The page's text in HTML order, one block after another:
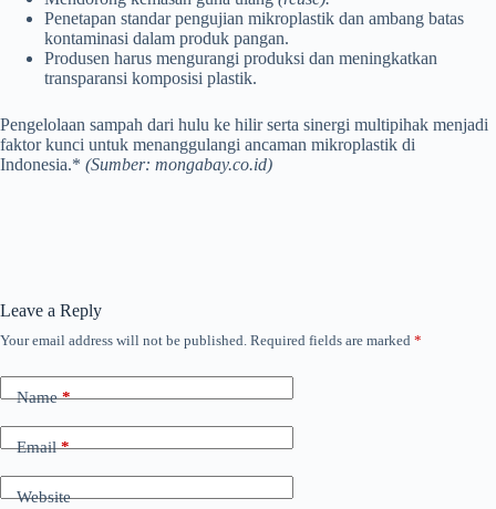
Penetapan standar pengujian mikroplastik dan ambang batas
kontaminasi dalam produk pangan.
Produsen harus mengurangi produksi dan meningkatkan
transparansi komposisi plastik.
Pengelolaan sampah dari hulu ke hilir serta sinergi multipihak menjadi
faktor kunci untuk menanggulangi ancaman mikroplastik di
Indonesia.* (Sumber: mongabay.co.id)
Leave a Reply
Your email address will not be published. Required fields are marked *
Name*
Email*
Website